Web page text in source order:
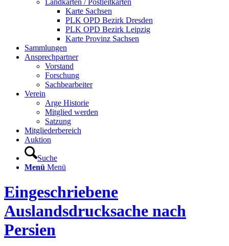
Landkarten / Postleitkarten
Karte Sachsen
PLK OPD Bezirk Dresden
PLK OPD Bezirk Leipzig
Karte Provinz Sachsen
Sammlungen
Ansprechpartner
Vorstand
Forschung
Sachbearbeiter
Verein
Arge Historie
Mitglied werden
Satzung
Mitgliederbereich
Auktion
Suche
Menü Menü
Eingeschriebene
Auslandsdrucksache nach
Persien